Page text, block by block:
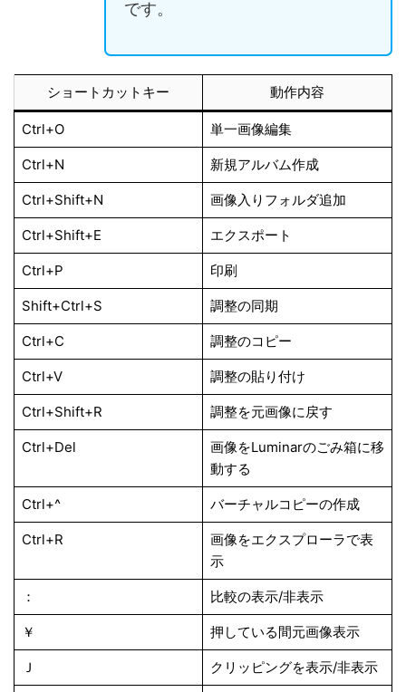
です。
ショートカットキー 動作内容
Ctrl+O 単一画像編集
Ctrl+N 新規アルバム作成
Ctrl+Shift+N 画像入りフォルダ追加
Ctrl+Shift+E エクスポート
Ctrl+P 印刷
Shift+Ctrl+S 調整の同期
Ctrl+C 調整のコピー
Ctrl+V 調整の貼り付け
Ctrl+Shift+R 調整を元画像に戻す
Ctrl+Del
画像をLuminarのごみ箱に移
動する
Ctrl+^ バーチャルコピーの作成
Ctrl+R
画像をエクスプローラで表
示
： 比較の表示/非表示
￥ 押している間元画像表示
Ｊ クリッピングを表示/非表示